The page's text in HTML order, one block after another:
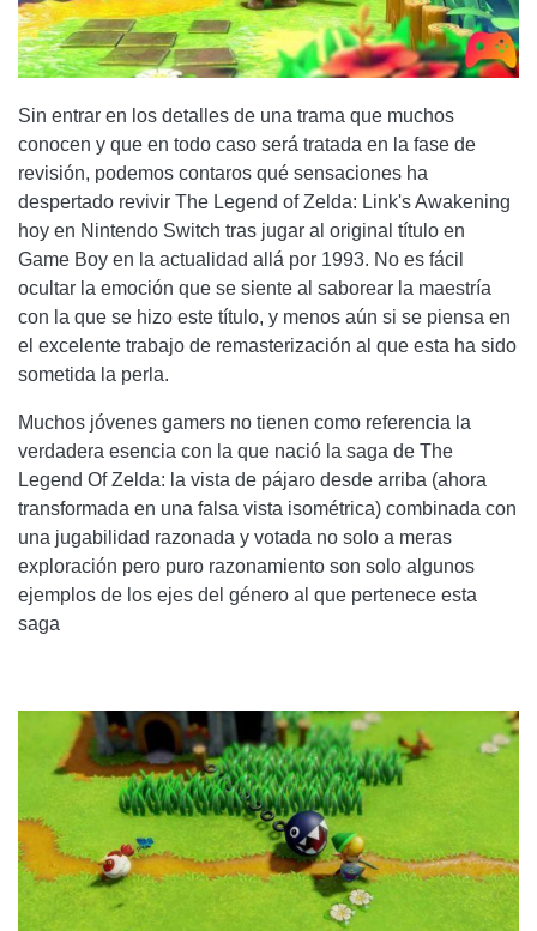
Sin entrar en los detalles de una trama que muchos
conocen y que en todo caso será tratada en la fase de
revisión, podemos contaros qué sensaciones ha
despertado revivir The Legend of Zelda: Link's Awakening
hoy en Nintendo Switch tras jugar al original título en
Game Boy en la actualidad allá por 1993. No es fácil
ocultar la emoción que se siente al saborear la maestría
con la que se hizo este título, y menos aún si se piensa en
el excelente trabajo de remasterización al que esta ha sido
sometida la perla.
Muchos jóvenes gamers no tienen como referencia la
verdadera esencia con la que nació la saga de The
Legend Of Zelda: la vista de pájaro desde arriba (ahora
transformada en una falsa vista isométrica) combinada con
una jugabilidad razonada y votada no solo a meras
exploración pero puro razonamiento son solo algunos
ejemplos de los ejes del género al que pertenece esta
saga